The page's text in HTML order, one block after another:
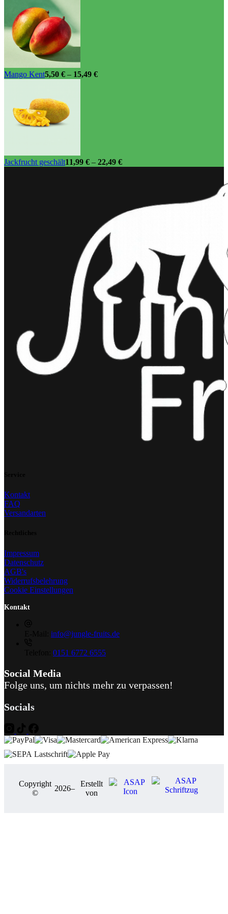
Mango Kent5,50 € – 15,49 €
Jackfrucht geschält11,99 € – 22,49 €
Kontakt
FAQ
Versandarten
Impressum
Datenschutz
AGB's
Widerrufsbelehrung
Cookie Einstellungen
Kontakt
info@jungle-fruits.de
0151 6772 6555
Social Media
Folge uns, um nichts mehr zu verpassen!
Socials
Copyright
©
2026–
Erstellt
von